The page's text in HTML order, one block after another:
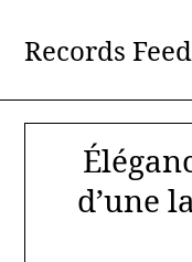
contentRecords
d’une